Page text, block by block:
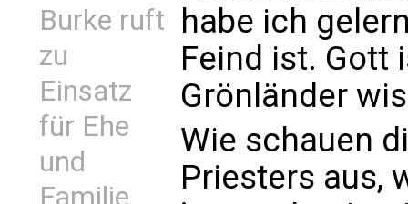
Burke ruft
zu
Einsatz
für Ehe
und
Familie
habe ich
Feind ist. Gott
Grönländer
Wie schauen
Priesters aus,